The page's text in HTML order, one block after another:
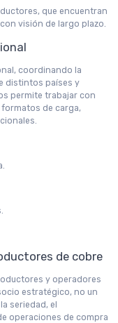
que encuentran
visión de largo plazo.
coordinando la
distintos países y
permite trabajar con
de carga,
de cobre
y operadores
estratégico, no un
seriedad, el
operaciones de compra